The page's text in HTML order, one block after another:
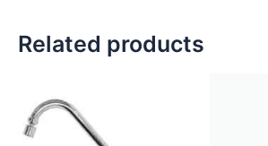
Related products